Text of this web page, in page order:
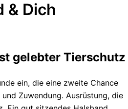
& Dich
gelebter Tierschutz
ein, die eine zweite Chance
Zuwendung. Ausrüstung, die